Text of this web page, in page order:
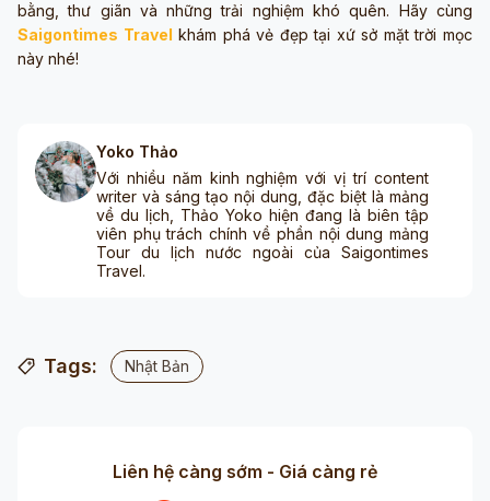
bằng, thư giãn và những trải nghiệm khó quên. Hãy cùng
Saigontimes Travel khám phá vẻ đẹp tại xứ sở mặt trời mọc
này nhé!
Yoko Thảo
Với nhiều năm kinh nghiệm với vị trí content
writer và sáng tạo nội dung, đặc biệt là mảng
về du lịch, Thảo Yoko hiện đang là biên tập
viên phụ trách chính về phần nội dung mảng
Tour du lịch nước ngoài của Saigontimes
Travel.
Tags: Nhật Bản
Liên hệ càng sớm - Giá càng rẻ